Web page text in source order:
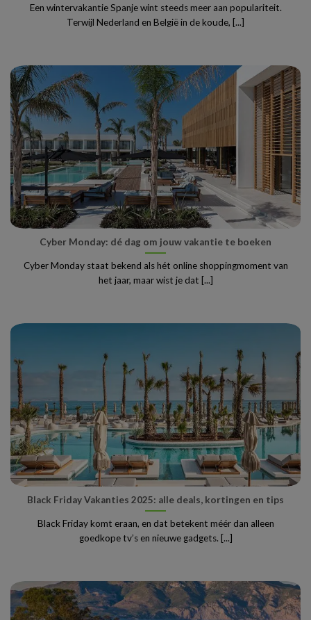
Een wintervakantie Spanje wint steeds meer aan populariteit.
Terwijl Nederland en België in de koude, [...]
Cyber Monday: dé dag om jouw vakantie te boeken
Cyber Monday staat bekend als hét online shoppingmoment van
het jaar, maar wist je dat [...]
Black Friday Vakanties 2025: alle deals, kortingen en tips
Black Friday komt eraan, en dat betekent méér dan alleen
goedkope tv’s en nieuwe gadgets. [...]